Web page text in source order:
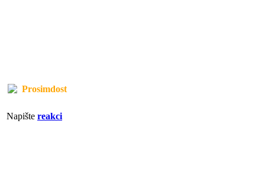
Prosimdost
Napište reakci